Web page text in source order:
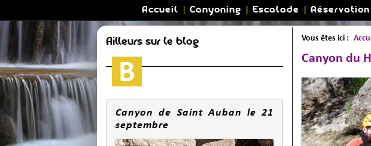
Accueil Canyoning Escalade Réservation
Vous êtes ici :
Canyon du
Ailleurs sur le blog
Canyon de Saint Auban le 21
septembre